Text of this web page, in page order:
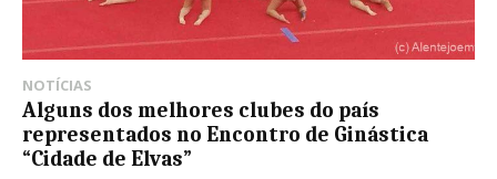
NOTÍCIAS
Alguns dos melhores clubes do país
representados no Encontro de Ginástica
“Cidade de Elvas”